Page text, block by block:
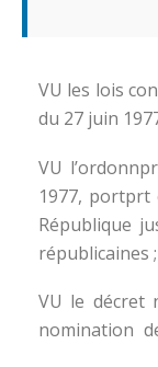
VU les lois
du 27 juin
VU
1977, portprt
République
républicaines ;
VU le décret
nomination